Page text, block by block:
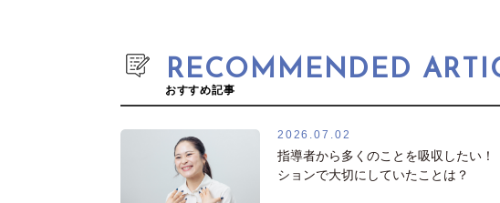
RECOMMENDED
おすすめ記事
2026.07.02
指導者から多くのことを吸収したい
ションで大切にしていたことは？